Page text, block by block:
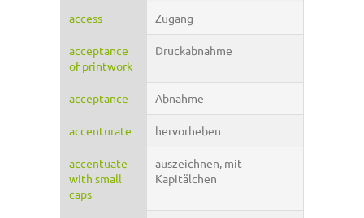
access Zugang
acceptance
of printwork
Druckabnahme
acceptance Abnahme
accenturate hervorheben
accentuate
with small
caps
auszeichnen, mit
Kapitälchen